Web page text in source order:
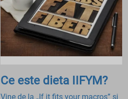
Ce este dieta IIFYM?
Vine de la „If it fits your macros” si